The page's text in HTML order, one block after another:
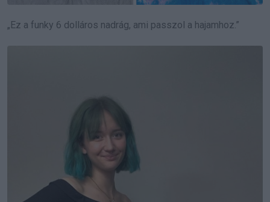
„Ez a funky 6 dolláros nadrág, ami passzol a hajamhoz.”